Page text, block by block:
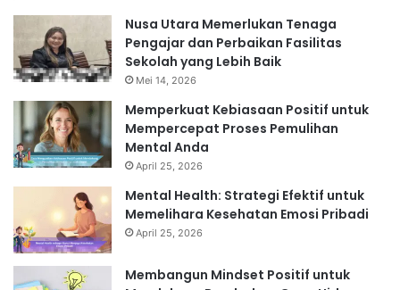
Nusa Utara Memerlukan Tenaga
Pengajar dan Perbaikan Fasilitas
Sekolah yang Lebih Baik
Mei 14, 2026
Memperkuat Kebiasaan Positif untuk
Mempercepat Proses Pemulihan
Mental Anda
April 25, 2026
Mental Health: Strategi Efektif untuk
Memelihara Kesehatan Emosi Pribadi
April 25, 2026
Membangun Mindset Positif untuk